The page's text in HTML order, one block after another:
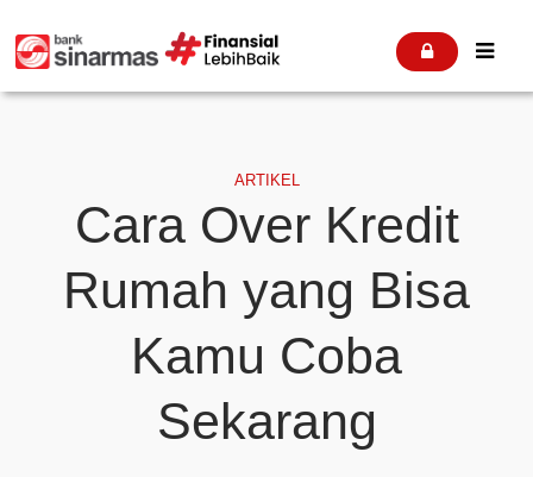
 
ARTIKEL
Cara Over Kredit
Rumah yang Bisa
Kamu Coba
Sekarang